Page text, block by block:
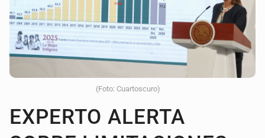
(Foto: Cuartoscuro)
EXPERTO ALERTA